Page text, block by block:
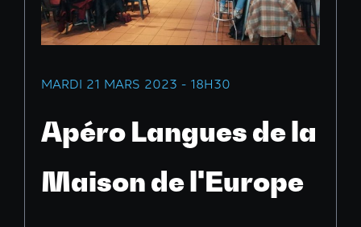
MARDI 21 MARS 2023 - 18H30
Apéro Langues de la
Maison de l'Europe